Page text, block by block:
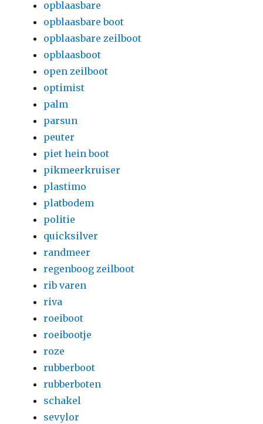
opblaasbare
opblaasbare boot
opblaasbare zeilboot
opblaasboot
open zeilboot
optimist
palm
parsun
peuter
piet hein boot
pikmeerkruiser
plastimo
platbodem
politie
quicksilver
randmeer
regenboog zeilboot
rib varen
riva
roeiboot
roeibootje
roze
rubberboot
rubberboten
schakel
sevylor